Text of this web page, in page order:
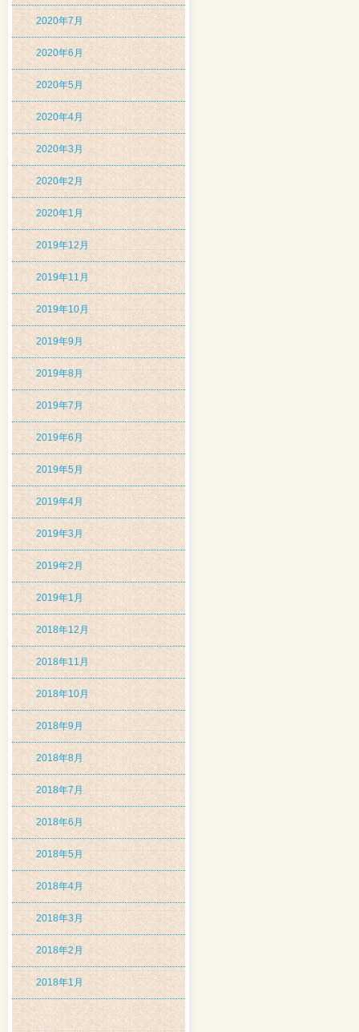
2020年7月
2020年6月
2020年5月
2020年4月
2020年3月
2020年2月
2020年1月
2019年12月
2019年11月
2019年10月
2019年9月
2019年8月
2019年7月
2019年6月
2019年5月
2019年4月
2019年3月
2019年2月
2019年1月
2018年12月
2018年11月
2018年10月
2018年9月
2018年8月
2018年7月
2018年6月
2018年5月
2018年4月
2018年3月
2018年2月
2018年1月